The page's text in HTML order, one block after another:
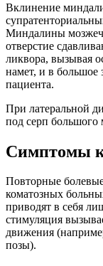
Вклинение
Миндалины
отверстие
ликвора, вызывая
намет, и в большое
пациента.
При латеральной
под серп большого
Симптомы
Повторные
коматозных
приводят в себя
стимуляция
движения
позы).